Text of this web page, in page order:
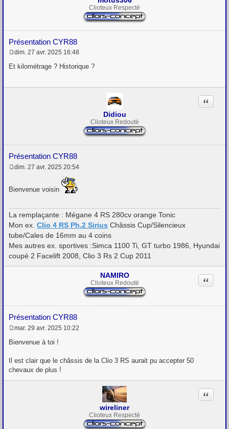
Clioteux Respecté
Présentation CYR88
e
a
dim. 27 avr. 2025 16:48
Et kilométrage ? Historique ?
Didiou
Clioteux Redouté
Présentation CYR88
Citation
s
s
g
e
dim. 27 avr. 2025 20:54
Bienvenue voisin
La remplaçante : Mégane 4 RS 280cv orange Tonic
Mon ex. Clio 4 RS Ph.2 Sirius Châssis Cup/Silencieux
tube/Cales de 16mm au 4 coins
Mes autres ex. sportives :Simca 1100 Ti, GT turbo 1986, Hyundai
coupé 2 Facelift 2008, Clio 3 Rs 2 Cup 2011
NAMIRO
Clioteux Redouté
Présentation CYR88
Citation
e
a
g
mar. 29 avr. 2025 10:22
Bienvenue à toi !
Il est clair que le châssis de la Clio 3 RS aurait pu accepter 50
chevaux de plus !
wireliner
Clioteux Respecté
Citation